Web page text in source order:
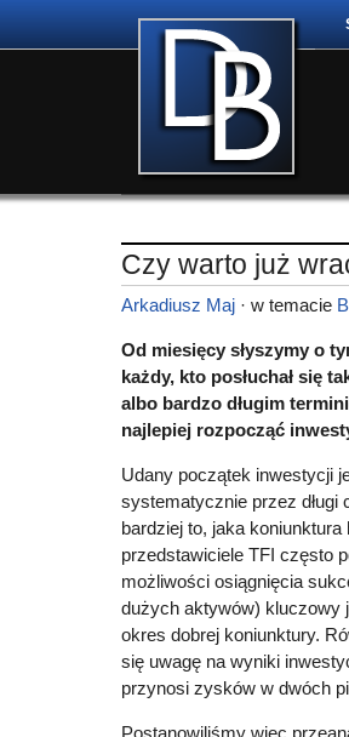
Czy warto już
Arkadiusz Maj · w temacie
Od miesięcy słyszymy o
każdy, kto posłuchał się
albo bardzo długim
najlepiej rozpocząć
Udany początek inwestycji
systematycznie przez
bardziej to, jaka
przedstawiciele TFI często
możliwości osiągnięcia
dużych aktywów) kluczowy
okres dobrej koniunktury.
się uwagę na wyniki
przynosi zysków w dwóch
Postanowiliśmy więc